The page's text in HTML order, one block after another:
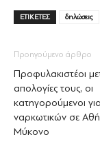
ΕΤΙΚΕΤΕΣ δηλώσεις
Προηγούμενο άρθρο
Προφυλακιστέοι
απολογίες τους, οι
κατηγορούμενοι
ναρκωτικών σε
Μύκονο